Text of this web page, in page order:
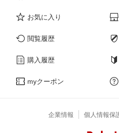
お気に入り
閲覧履歴
購入履歴
myクーポン
企業情報 個人情報保